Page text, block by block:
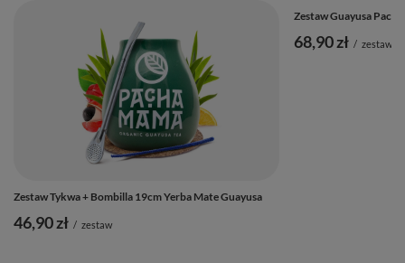
Zestaw Tykwa + Bombilla 19cm Yerba Mate Guayusa
46,90 zł / zestaw
Zestaw Guayusa
68,90 zł / zestaw